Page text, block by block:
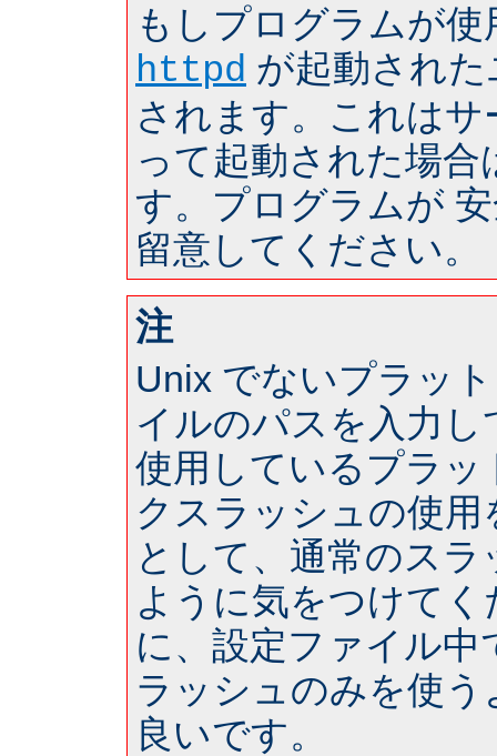
もしプログラムが
httpd が起動され
されます。これは
って起動された場合
す。プログラムが
留意してください。
注
Unix でないプラッ
イルのパスを入力
使用しているプラ
クスラッシュの使
として、通常のス
ように気をつけて
に、設定ファイル
ラッシュのみを使
良いです。